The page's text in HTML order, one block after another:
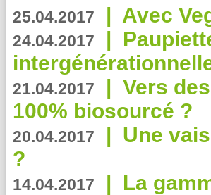
25.04.2017 | Avec
24.04.2017 |
21.04.2017 | Vers
100% biosourcé ?
20.04.2017 | Une
?
14.04.2017 | La